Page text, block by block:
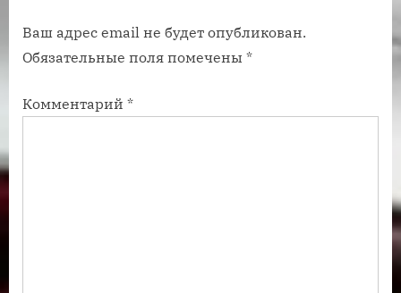
п
и
ь
п
и
ь
Ваш адрес email не будет опубликован.
Обязательные поля помечены *
Комментарий *